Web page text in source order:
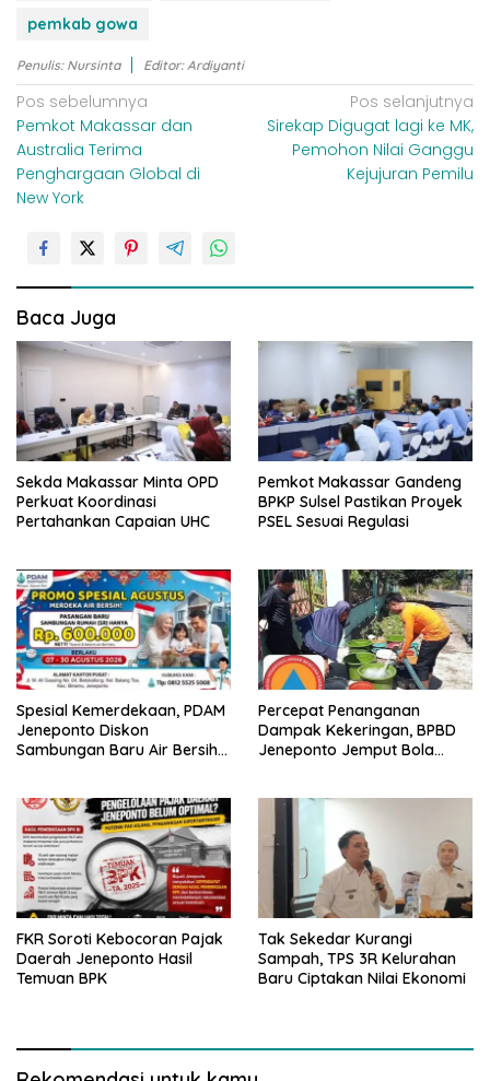
pemkab gowa
Penulis: Nursinta Editor: Ardiyanti
N
a
v
i
s
i
p
o
s
Pos sebelumnya
Pemkot Makassar dan
Australia Terima
Penghargaan Global di
New York
Pos selanjutnya
Sirekap Digugat lagi ke MK,
Pemohon Nilai Ganggu
Kejujuran Pemilu
Baca Juga
Sekda Makassar Minta OPD
Perkuat Koordinasi
Pertahankan Capaian UHC
Pemkot Makassar Gandeng
BPKP Sulsel Pastikan Proyek
PSEL Sesuai Regulasi
Spesial Kemerdekaan, PDAM
Jeneponto Diskon
Sambungan Baru Air Bersih
Percepat Penanganan
Dampak Kekeringan, BPBD
Jeneponto Jemput Bola
FKR Soroti Kebocoran Pajak
Daerah Jeneponto Hasil
Temuan BPK
Tak Sekedar Kurangi
Sampah, TPS 3R Kelurahan
Baru Ciptakan Nilai Ekonomi